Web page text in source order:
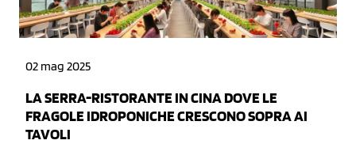
02 mag 2025
LA SERRA-RISTORANTE IN CINA DOVE LE
FRAGOLE IDROPONICHE CRESCONO SOPRA AI
TAVOLI